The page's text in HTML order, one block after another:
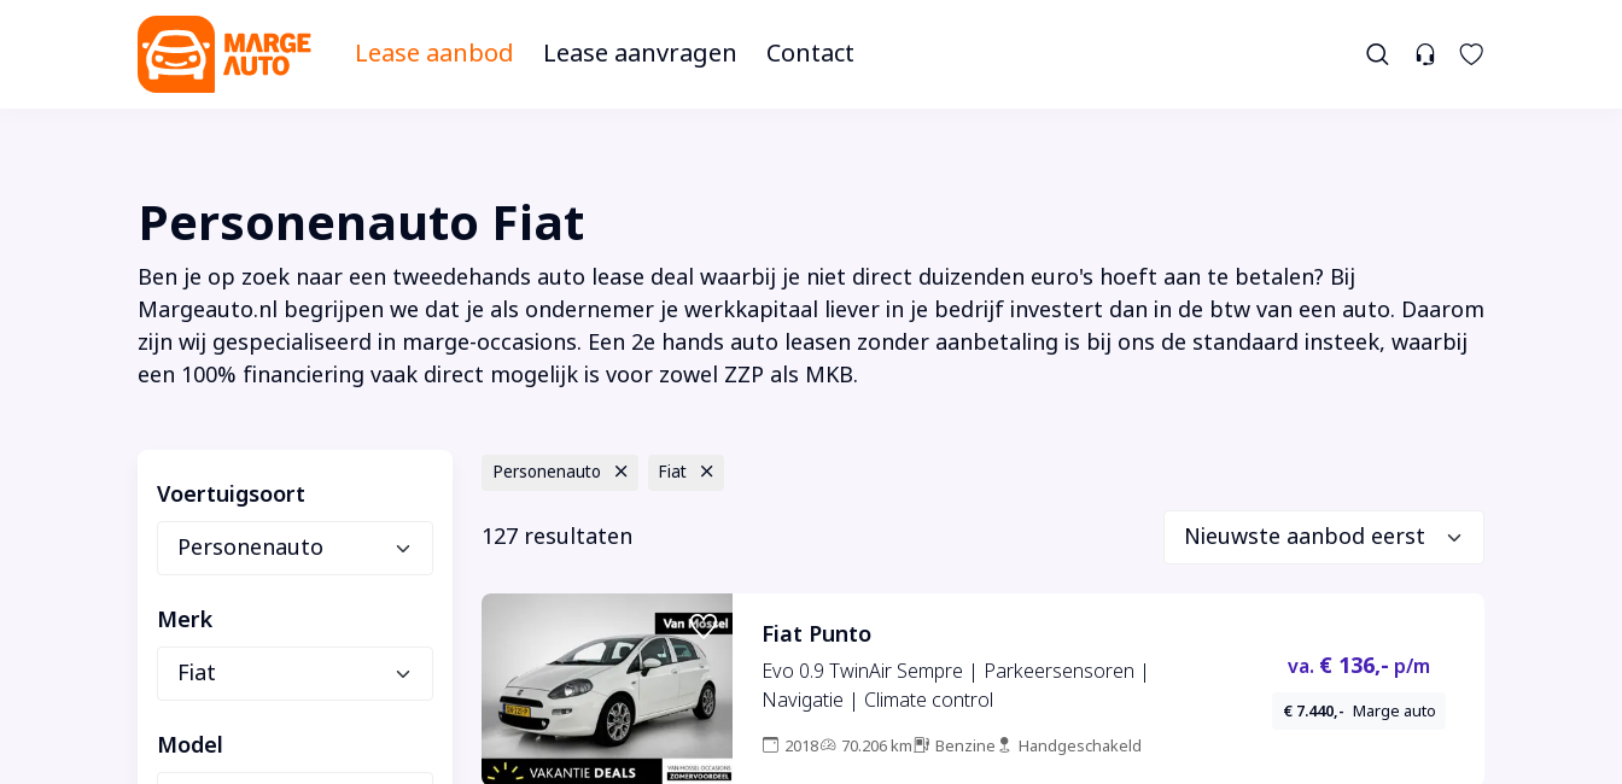
Lease aanbod Lease aanvragen Contact
Personenauto Fiat
Ben je op zoek naar een tweedehands auto lease deal waarbij je niet direct duizenden euro's hoeft aan te betalen? Bij
Margeauto.nl begrijpen we dat je als ondernemer je werkkapitaal liever in je bedrijf investert dan in de btw van een auto. Daarom
zijn wij gespecialiseerd in marge-occasions. Een 2e hands auto leasen zonder aanbetaling is bij ons de standaard insteek, waarbij
een 100% financiering vaak direct mogelijk is voor zowel ZZP als MKB.
Voertuigsoort
Merk
Model
Personenauto Fiat
127 resultaten
Fiat Punto
Evo 0.9 TwinAir Sempre | Parkeersensoren |
Navigatie | Climate control
2018 70.206 km Benzine Handgeschakeld
va. € 136,- p/m
€ 7.440,- Marge auto